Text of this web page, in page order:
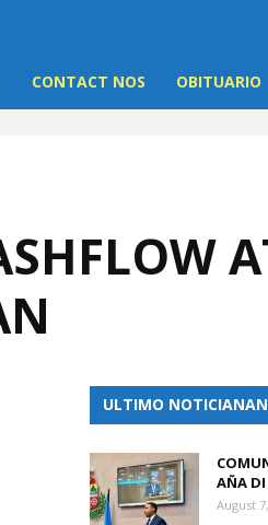
CONTACT NOS OBITUARIO
ULTIMO NOTICIANAN
AÑA
August